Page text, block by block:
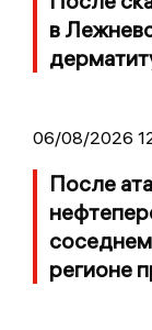
в
06/08/2026
После
регионе